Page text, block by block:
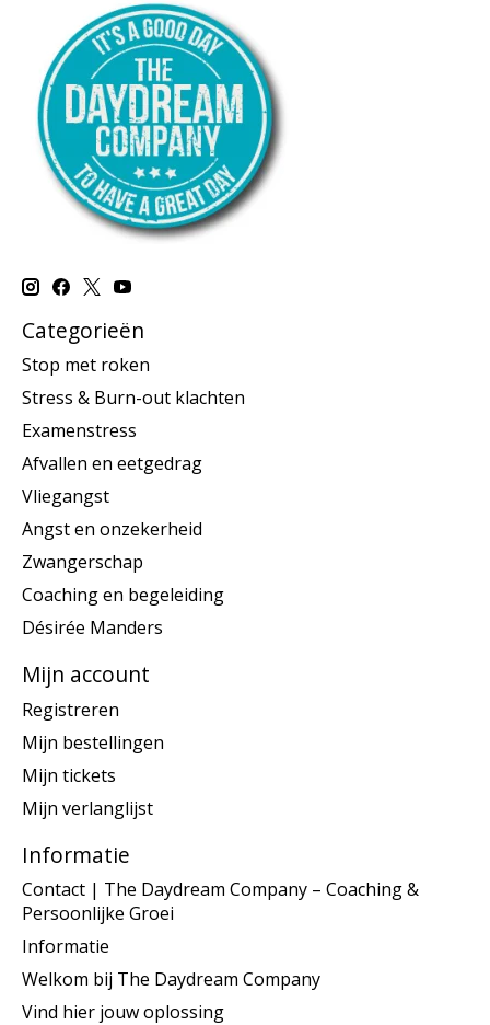
Categorieën
Stop met roken
Stress & Burn-out klachten
Examenstress
Afvallen en eetgedrag
Vliegangst
Angst en onzekerheid
Zwangerschap
Coaching en begeleiding
Désirée Manders
Mijn account
Registreren
Mijn bestellingen
Mijn tickets
Mijn verlanglijst
Informatie
Contact | The Daydream Company – Coaching &
Persoonlijke Groei
Informatie
Welkom bij The Daydream Company
Vind hier jouw oplossing